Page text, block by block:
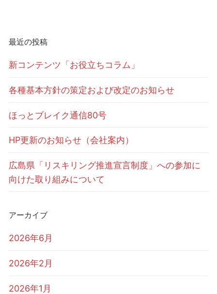
最近の投稿
新コンテンツ「お役立ちコラム」
各種基本方針の策定および改定のお知らせ
ほっとブレイク通信80号
HP更新のお知らせ（会社案内）
広島県「リスキリング推進宣言制度」への参加に
向けた取り組みについて
アーカイブ
2026年6月
2026年2月
2026年1月